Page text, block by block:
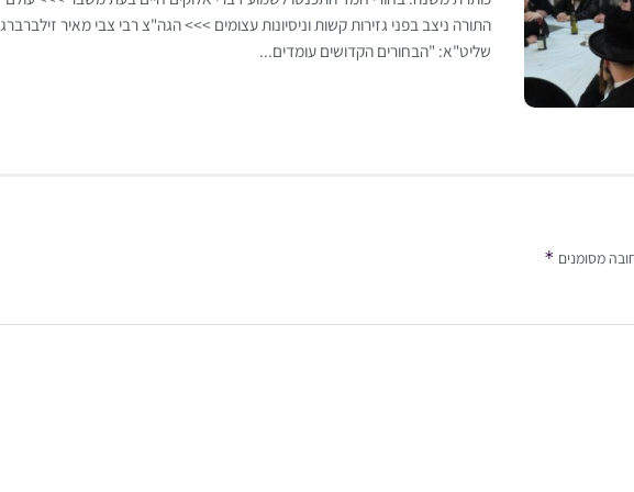
התורה ניצב בפני גזירות קשות וניסיונות עצומים >>> הגה"צ רבי צבי מאיר זילברברג
שליט"א: "הבחורים הקדושים עומדים...
מסומנים *